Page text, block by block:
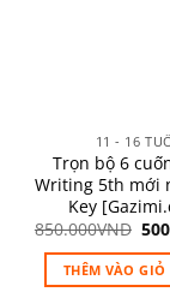
11 - 16
Trọn bộ 6
Writing 5th mới
Key
850.000VND Giá
là:
THÊM VÀO GIỎ